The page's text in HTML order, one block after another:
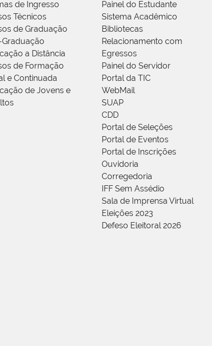
de Ingresso
Técnicos
de Graduação
Graduação
a Distância
de Formação
e Continuada
de Jovens e
Painel do Estudante
Sistema Acadêmico
Bibliotecas
Relacionamento com
Egressos
Painel do Servidor
Portal da TIC
WebMail
SUAP
CDD
Portal de Seleções
Portal de Eventos
Portal de Inscrições
Ouvidoria
Corregedoria
IFF Sem Assédio
Sala de Imprensa Virtual
Eleições 2023
Defeso Eleitoral 2026